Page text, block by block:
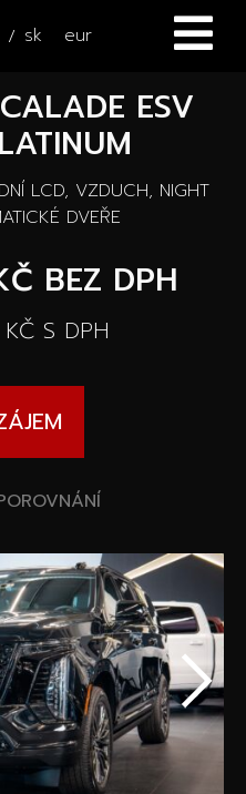
sk eur
ESV
LCD, VZDUCH, NIGHT
DVEŘE
BEZ DPH
S DPH